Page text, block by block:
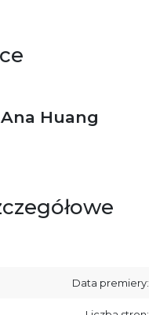
Ana Huang
Data premiery: